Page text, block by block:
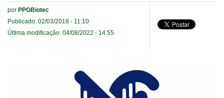
por PPGBiotec
Publicado: 02/03/2018 - 11:10
Última modificação: 04/08/2022 - 14:55